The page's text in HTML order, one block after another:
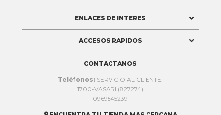
ENLACES DE INTERES
ACCESOS RAPIDOS
CONTACTANOS
Teléfonos: SERVICIO AL CLIENTE:
1700-VASARI (827274)
0969545239